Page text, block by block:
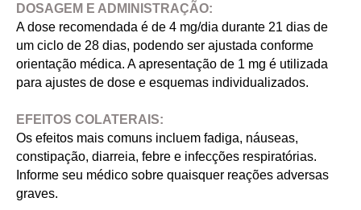
DOSAGEM E ADMINISTRAÇÃO:
A dose recomendada é de 4 mg/dia durante 21 dias de
um ciclo de 28 dias, podendo ser ajustada conforme
orientação médica. A apresentação de 1 mg é utilizada
para ajustes de dose e esquemas individualizados.
EFEITOS COLATERAIS:
Os efeitos mais comuns incluem fadiga, náuseas,
constipação, diarreia, febre e infecções respiratórias.
Informe seu médico sobre quaisquer reações adversas
graves.